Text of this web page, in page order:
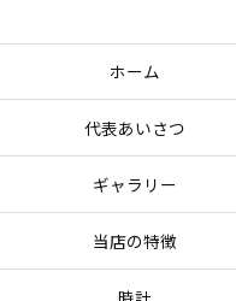
ホーム
代表あいさつ
ギャラリー
当店の特徴